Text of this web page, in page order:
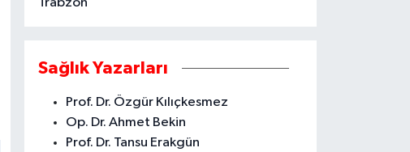
Sağlık Yazarları
Prof. Dr. Özgür Kılıçkesmez
Op. Dr. Ahmet Bekin
Prof. Dr. Tansu Erakgün